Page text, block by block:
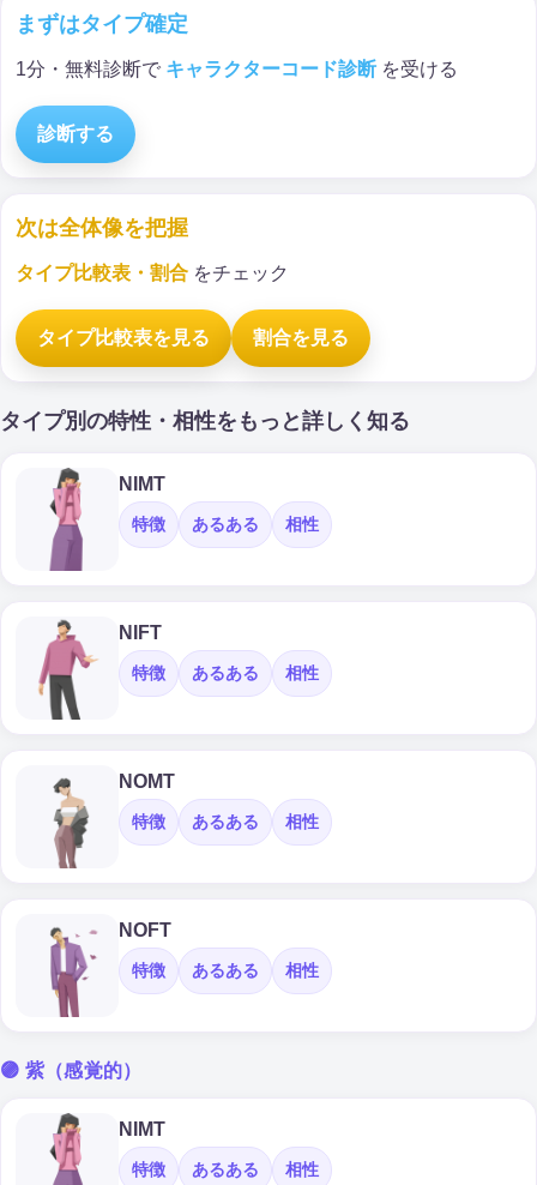
まずはタイプ確定
1分・無料診断で キャラクターコード診断 を受ける
診断する
次は全体像を把握
タイプ比較表・割合 をチェック
タイプ比較表を見る 割合を見る
タイプ別の特性・相性をもっと詳しく知る
NIMT
特徴 あるある 相性
NIFT
特徴 あるある 相性
NOMT
特徴 あるある 相性
NOFT
特徴 あるある 相性
🟣 紫（感覚的）
NIMT
特徴 あるある 相性